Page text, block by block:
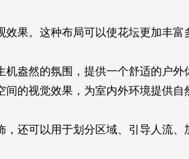
果。这种布局可以使花坛更加丰富
盎然的氛围，提供一个舒适的户外
的视觉效果，为室内外环境提供
还可以用于划分区域、引导人流